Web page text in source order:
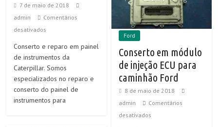
7 de maio de 2018
admin
Comentários
desativados
Conserto e reparo em painel
de instrumentos da
Caterpillar. Somos
especializados no reparo e
conserto do painel de
instrumentos para
Ford
Conserto em módulo
de injeção ECU para
caminhão Ford
8 de maio de 2018
admin
Comentários
desativados